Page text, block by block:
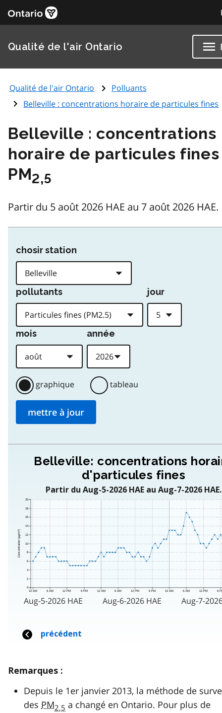
Qualité de l'air Ontario
Qualité de l'air Ontario
Polluants
Belleville : concentrations horaire de particules fines
Belleville : concentrations
horaire de particules fines
PM2,5
Partir du 5 août 2026 HAE au 7 août 2026 HAE.
Remarques :
Depuis le 1er janvier 2013, la méthode de
des PM2,5 a changé en Ontario. Pour plus de